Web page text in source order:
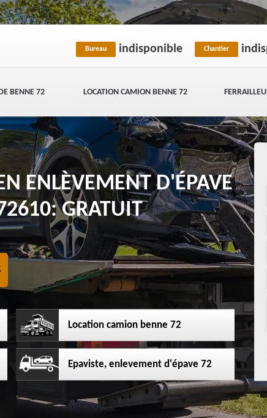
BENNE 72 LOCATION CAMION BENNE 72
Bureau indisponible Chantier
ENLÈVEMENT D'ÉPAVE
GRATUIT
Location camion benne 72
Epaviste, enlevement d'épave 72